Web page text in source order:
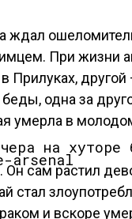
ждал
При жизни
Прилуках, другой
одна за
умерла в
arsenal
сам растил
стал
и вскоре